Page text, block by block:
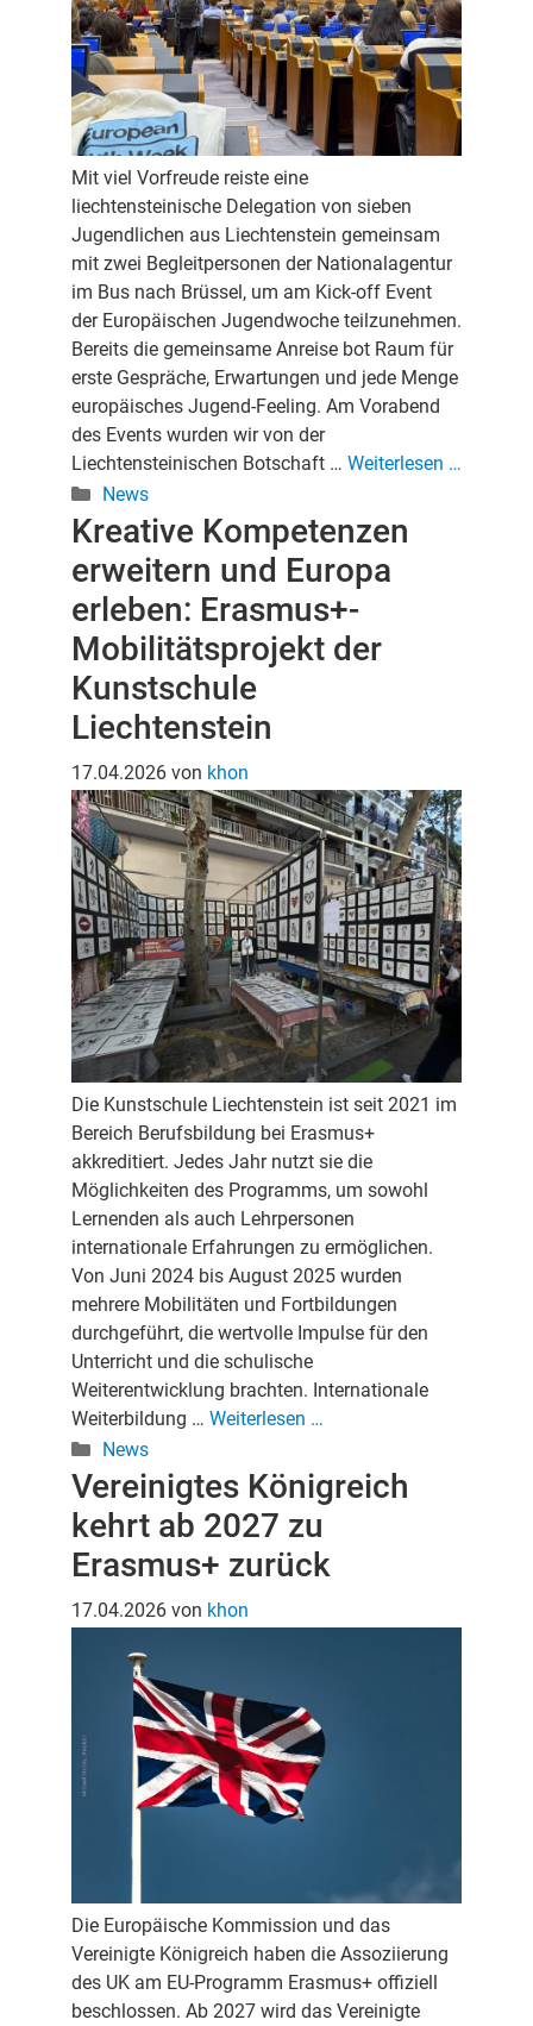
Mit viel Vorfreude reiste eine
liechtensteinische Delegation von sieben
Jugendlichen aus Liechtenstein gemeinsam
mit zwei Begleitpersonen der Nationalagentur
im Bus nach Brüssel, um am Kick-off Event
der Europäischen Jugendwoche teilzunehmen.
Bereits die gemeinsame Anreise bot Raum für
erste Gespräche, Erwartungen und jede Menge
europäisches Jugend-Feeling. Am Vorabend
des Events wurden wir von der
Liechtensteinischen Botschaft … Weiterlesen …
Kategorien
News
Kreative Kompetenzen
erweitern und Europa
erleben: Erasmus+-
Mobilitätsprojekt der
Kunstschule
Liechtenstein
17.04.2026 von khon
Die Kunstschule Liechtenstein ist seit 2021 im
Bereich Berufsbildung bei Erasmus+
akkreditiert. Jedes Jahr nutzt sie die
Möglichkeiten des Programms, um sowohl
Lernenden als auch Lehrpersonen
internationale Erfahrungen zu ermöglichen.
Von Juni 2024 bis August 2025 wurden
mehrere Mobilitäten und Fortbildungen
durchgeführt, die wertvolle Impulse für den
Unterricht und die schulische
Weiterentwicklung brachten. Internationale
Weiterbildung … Weiterlesen …
Kategorien
News
Vereinigtes Königreich
kehrt ab 2027 zu
Erasmus+ zurück
17.04.2026 von khon
Die Europäische Kommission und das
Vereinigte Königreich haben die Assoziierung
des UK am EU‑Programm Erasmus+ offiziell
beschlossen. Ab 2027 wird das Vereinigte